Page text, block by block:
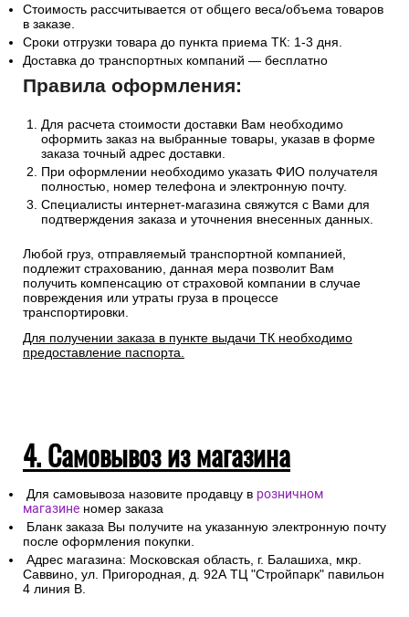
Стоимость рассчитывается от общего веса/объема товаров
в заказе.
Сроки отгрузки товара до пункта приема ТК: 1-3 дня.
Доставка до транспортных компаний — бесплатно
Правила оформления:
Для расчета стоимости доставки Вам необходимо
оформить заказ на выбранные товары, указав в форме
заказа точный адрес доставки.
При оформлении необходимо указать ФИО получателя
полностью, номер телефона и электронную почту.
Специалисты интернет-магазина свяжутся с Вами для
подтверждения заказа и уточнения внесенных данных.
Любой груз, отправляемый транспортной компанией,
подлежит страхованию, данная мера позволит Вам
получить компенсацию от страховой компании в случае
повреждения или утраты груза в процессе
транспортировки.
Для получении заказа в пункте выдачи ТК необходимо
предоставление паспорта.
4. Самовывоз из магазина
Для самовывоза назовите продавцу в розничном
магазине номер заказа
Бланк заказа Вы получите на указанную электронную почту
после оформления покупки.
Адрес магазина: Московская область, г. Балашиха, мкр.
Саввино, ул. Пригородная, д. 92А ТЦ "Стройпарк" павильон
4 линия В.